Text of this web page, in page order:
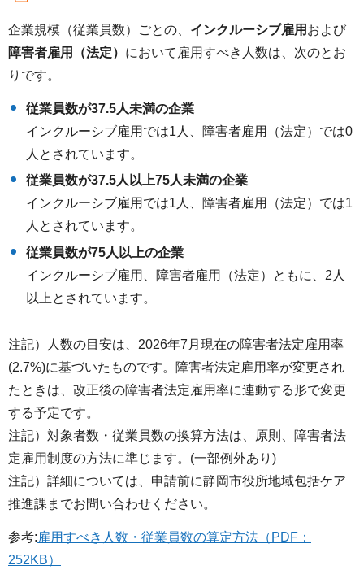
企業規模（従業員数）ごとの、 インクルーシブ雇用 および
障害者雇用（法定） において雇用すべき人数は、次のとお
りです。
従業員数が37.5人未満の企業
インクルーシブ雇用では1人、障害者雇用（法定）では0
人とされています。
従業員数が37.5人以上75人未満の企業
インクルーシブ雇用では1人、障害者雇用（法定）では1
人とされています。
従業員数が75人以上の企業
インクルーシブ雇用、障害者雇用（法定）ともに、2人
以上とされています。
注記）人数の目安は、2026年7月現在の障害者法定雇用率
(2.7%)に基づいたものです。障害者法定雇用率が変更され
たときは、改正後の障害者法定雇用率に連動する形で変更
する予定です。
注記）対象者数・従業員数の換算方法は、原則、障害者法
定雇用制度の方法に準じます。(一部例外あり)
注記）詳細については、申請前に静岡市役所地域包括ケア
推進課までお問い合わせください。
参考:雇用すべき人数・従業員数の算定方法（PDF：
252KB）